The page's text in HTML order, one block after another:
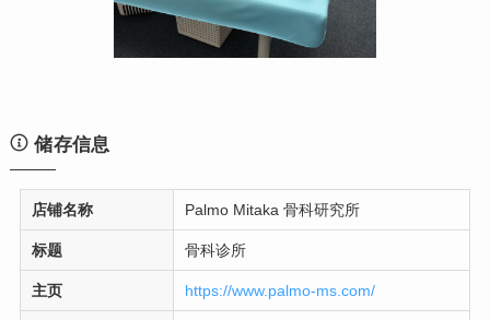
储存信息
店铺名称 Palmo Mitaka 骨科研究所
标题 骨科诊所
主页 https://www.palmo-ms.com/